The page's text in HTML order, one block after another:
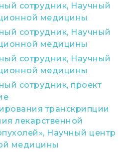
сотрудник, Научный
медицины
сотрудник, Научный
медицины
сотрудник, Научный
медицины
сотрудник, проект
транскрипции
лекарственной
Научный центр
медицины